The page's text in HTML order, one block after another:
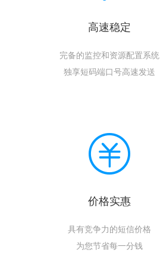
高速稳定
完备的监控和资源配置系统
独享短码端口号高速发送
价格实惠
具有竞争力的短信价格
为您节省每一分钱